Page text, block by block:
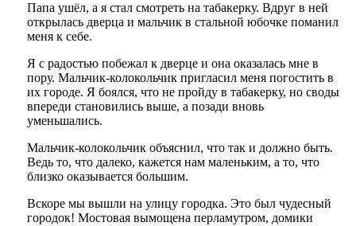
Папа ушёл, а я стал смотреть на табакерку. Вдруг в ней
открылась дверца и мальчик в стальной юбочке поманил
меня к себе.
Я с радостью побежал к дверце и она оказалась мне в
пору. Мальчик-колокольчик пригласил меня погостить в
их городе. Я боялся, что не пройду в табакерку, но своды
впереди становились выше, а позади вновь
уменьшались.
Мальчик-колокольчик объяснил, что так и должно быть.
Ведь то, что далеко, кажется нам маленьким, а то, что
близко оказывается большим.
Вскоре мы вышли на улицу городка. Это был чудесный
городок! Мостовая вымощена перламутром, домики